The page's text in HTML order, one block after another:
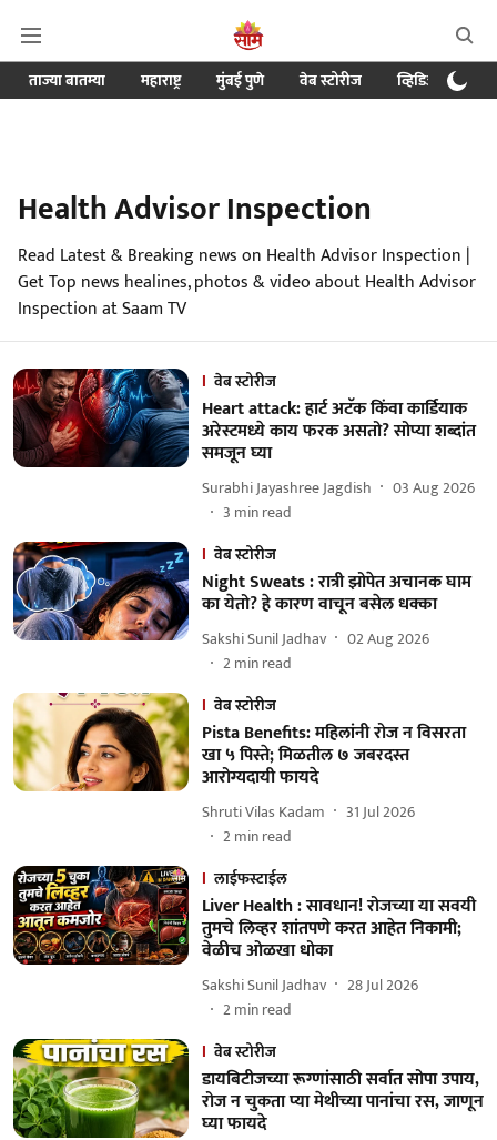
ताज्या बातम्या महाराष्ट्र मुंबई पुणे वेब स्टोरीज व्हिडिओ
Health Advisor Inspection
Read Latest & Breaking news on Health Advisor Inspection |
Get Top news healines, photos & video about Health Advisor
Inspection at Saam TV
वेब स्टोरीज
Heart attack: हार्ट अटॅक किंवा कार्डियाक
अरेस्टमध्ये काय फरक असतो? सोप्या शब्दांत
समजून घ्या
Surabhi Jayashree Jagdish
03 Aug 2026
3 min read
वेब स्टोरीज
Night Sweats : रात्री झोपेत अचानक घाम
का येतो? हे कारण वाचून बसेल धक्का
Sakshi Sunil Jadhav
02 Aug 2026
2min read
वेब स्टोरीज
Pista Benefits: महिलांनी रोज न विसरता
खा ५ पिस्ते; मिळतील ७ जबरदस्त
आरोग्यदायी फायदे
Shruti Vilas Kadam
31 Jul 2026
2min read
लाईफस्टाईल
Liver Health : सावधान! रोजच्या या सवयी
तुमचे लिव्हर शांतपणे करत आहेत निकामी;
वेळीच ओळखा धोका
Sakshi Sunil Jadhav
28 Jul 2026
2min read
वेब स्टोरीज
डायबिटीजच्या रूग्णांसाठी सर्वात सोपा उपाय,
रोज न चुकता प्या मेथीच्या पानांचा रस, जाणून
घ्या फायदे